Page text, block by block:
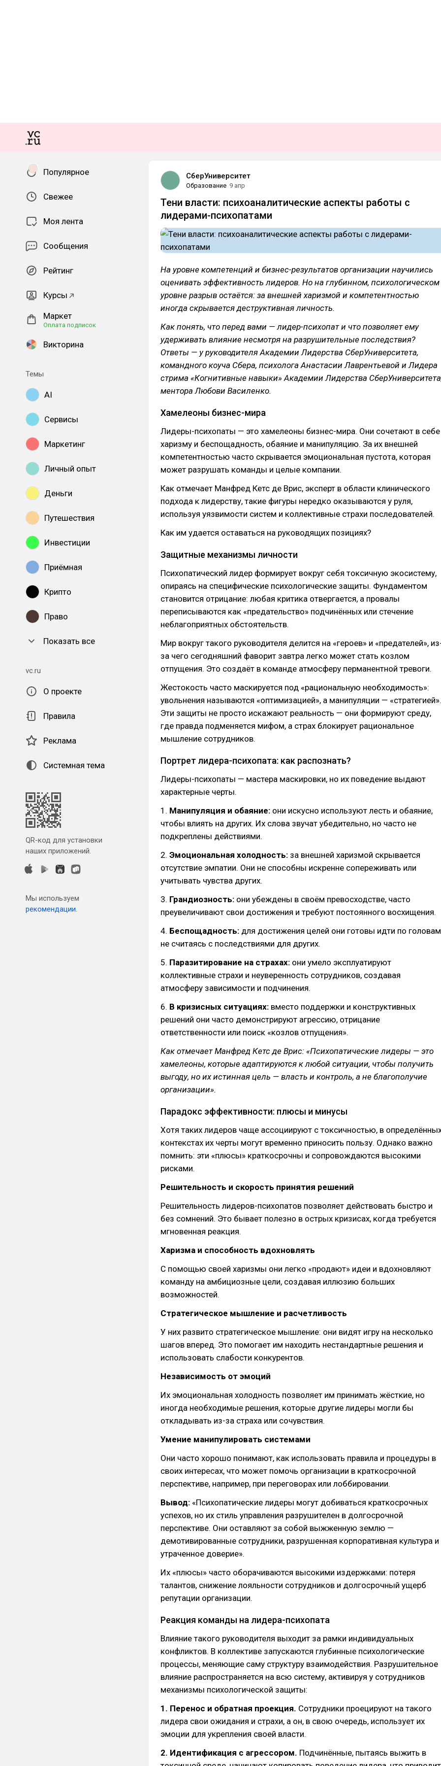
Популярное
Свежее
Моя лента
Сообщения
Рейтинг
Курсы
Маркет
Оплата подписок
Викторина
Темы
AI
Сервисы
Маркетинг
Личный опыт
Деньги
Путешествия
Инвестиции
Приёмная
Крипто
Право
Показать все
vc.ru
О проекте
Правила
Реклама
Системная тема
QR-код для установки
наших приложений.
Мы используем
рекомендации.
СберУниверситет
Образование 9 апр
Тени власти: психоаналитические аспекты работы с
лидерами-психопатами
На уровне компетенций и бизнес-результатов организации научились
оценивать эффективность лидеров. Но на глубинном, психологическом
уровне разрыв остаётся: за внешней харизмой и компетентностью
иногда скрывается деструктивная личность.
Как понять, что перед вами — лидер-психопат и что позволяет ему
удерживать влияние несмотря на разрушительные последствия?
Ответы — у руководителя Академии Лидерства СберУниверситета,
командного коуча Сбера, психолога Анастасии Лаврентьевой и Лидера
стрима «Когнитивные навыки» Академии Лидерства
ментора Любови Василенко.
Хамелеоны бизнес-мира
Лидеры-психопаты — это хамелеоны бизнес-мира. Они сочетают в себе
харизму и беспощадность, обаяние и манипуляцию. За их внешней
компетентностью часто скрывается эмоциональная пустота, которая
может разрушать команды и целые компании.
Как отмечает Манфред Кетс де Врис, эксперт в области клинического
подхода к лидерству, такие фигуры нередко оказываются у руля,
используя уязвимости систем и коллективные страхи последователей.
Как им удается оставаться на руководящих позициях?
Защитные механизмы личности
Психопатический лидер формирует вокруг себя токсичную экосистему,
опираясь на специфические психологические защиты. Фундаментом
становится отрицание: любая критика отвергается, а провалы
переписываются как «предательство» подчинённых или стечение
неблагоприятных обстоятельств.
Мир вокруг такого руководителя делится на «героев» и «предателей»,
за чего сегодняшний фаворит завтра легко может стать козлом
отпущения. Это создаёт в команде атмосферу перманентной тревоги.
Жестокость часто маскируется под «рациональную необходимость»:
увольнения называются «оптимизацией», а манипуляции — «стратегией».
Эти защиты не просто искажают реальность — они формируют среду,
где правда подменяется мифом, а страх блокирует рациональное
мышление сотрудников.
Портрет лидера-психопата: как распознать?
Лидеры-психопаты — мастера маскировки, но их поведение выдают
характерные черты.
1. Манипуляция и обаяние: они искусно используют лесть и обаяние,
чтобы влиять на других. Их слова звучат убедительно, но часто не
подкреплены действиями.
2. Эмоциональная холодность: за внешней харизмой скрывается
отсутствие эмпатии. Они не способны искренне сопереживать или
учитывать чувства других.
3. Грандиозность: они убеждены в своём превосходстве, часто
преувеличивают свои достижения и требуют постоянного восхищения.
4. Беспощадность: для достижения целей они готовы идти по
не считаясь с последствиями для других.
5. Паразитирование на страхах: они умело эксплуатируют
коллективные страхи и неуверенность сотрудников, создавая
атмосферу зависимости и подчинения.
6. В кризисных ситуациях: вместо поддержки и конструктивных
решений они часто демонстрируют агрессию, отрицание
ответственности или поиск «козлов отпущения».
Как отмечает Манфред Кетс де Врис: «Психопатические лидеры — это
хамелеоны, которые адаптируются к любой ситуации, чтобы получить
выгоду, но их истинная цель — власть и контроль, а не благополучие
организации».
Парадокс эффективности: плюсы и минусы
Хотя таких лидеров чаще ассоциируют с токсичностью, в
контекстах их черты могут временно приносить пользу. Однако важно
помнить: эти «плюсы» краткосрочны и сопровождаются высокими
рисками.
Решительность и скорость принятия решений
Решительность лидеров-психопатов позволяет действовать быстро и
без сомнений. Это бывает полезно в острых кризисах, когда требуется
мгновенная реакция.
Харизма и способность вдохновлять
С помощью своей харизмы они легко «продают» идеи и вдохновляют
команду на амбициозные цели, создавая иллюзию больших
возможностей.
Стратегическое мышление и расчетливость
У них развито стратегическое мышление: они видят игру на несколько
шагов вперед. Это помогает им находить нестандартные решения и
использовать слабости конкурентов.
Независимость от эмоций
Их эмоциональная холодность позволяет им принимать жёсткие, но
иногда необходимые решения, которые другие лидеры могли бы
откладывать из-за страха или сочувствия.
Умение манипулировать системами
Они часто хорошо понимают, как использовать правила и процедуры в
своих интересах, что может помочь организации в краткосрочной
перспективе, например, при переговорах или лоббировании.
Вывод: «Психопатические лидеры могут добиваться краткосрочных
успехов, но их стиль управления разрушителен в долгосрочной
перспективе. Они оставляют за собой выжженную землю —
демотивированные сотрудники, разрушенная корпоративная культура и
утраченное доверие».
Их «плюсы» часто оборачиваются высокими издержками: потеря
талантов, снижение лояльности сотрудников и долгосрочный ущерб
репутации организации.
Реакция команды на лидера-психопата
Влияние такого руководителя выходит за рамки индивидуальных
конфликтов. В коллективе запускаются глубинные психологические
процессы, меняющие саму структуру взаимодействия. Разрушительное
влияние распространяется на всю систему, активируя у сотрудников
механизмы психологической защиты:
1. Перенос и обратная проекция. Сотрудники проецируют на такого
лидера свои ожидания и страхи, а он, в свою очередь, использует их
эмоции для укрепления своей власти.
2. Идентификация с агрессором. Подчинённые, пытаясь выжить в